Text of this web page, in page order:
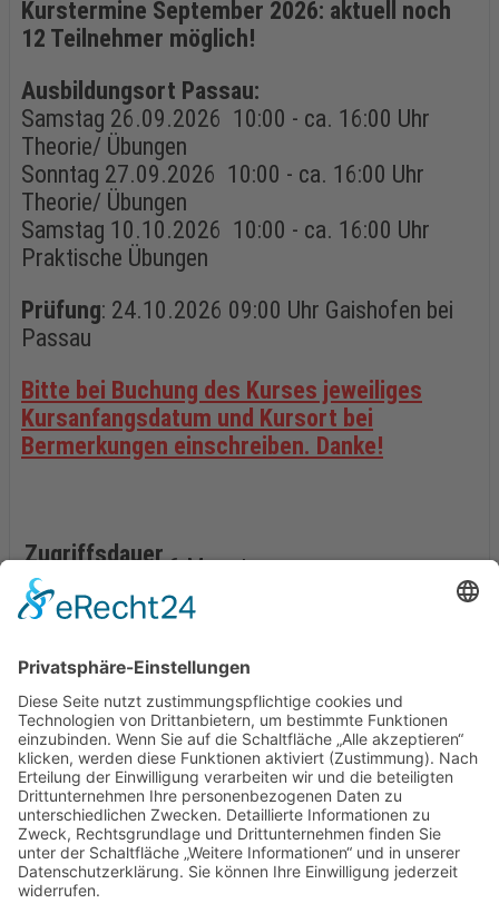
Kurstermine September 2026: aktuell noch
12 Teilnehmer möglich!
Ausbildungsort Passau:
Samstag 26.09.2026 10:00 - ca. 16:00 Uhr
Theorie/ Übungen
Sonntag 27.09.2026 10:00 - ca. 16:00 Uhr
Theorie/ Übungen
Samstag 10.10.2026 10:00 - ca. 16:00 Uhr
Praktische Übungen
Prüfung: 24.10.2026 09:00 Uhr Gaishofen bei
Passau
Bitte bei Buchung des Kurses jeweiliges
Kursanfangsdatum und Kursort bei
Bermerkungen einschreiben. Danke!
Zugriffsdauer
Kursinhalte:
6 Monate
Preis:
390,00€
Jetzt anmelden >>
Zurück zur Kursübersicht >>
© 2026 by Ritzau Yachting | Realisation: www.hp-
werbeagentur.de |Impressum Datenschutz
Home
Team
Kurse